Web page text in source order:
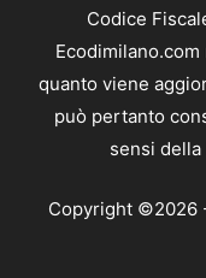
Codice
quanto viene
può pertanto
sensi della
Copyright ©2026